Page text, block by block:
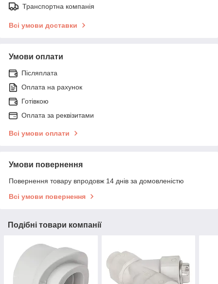
Транспортна компанія
Всі умови доставки
Умови оплати
Післяплата
Оплата на рахунок
Готівкою
Оплата за реквізитами
Всі умови оплати
Умови повернення
Повернення товару впродовж 14 днів за домовленістю
Всі умови повернення
Подібні товари компанії